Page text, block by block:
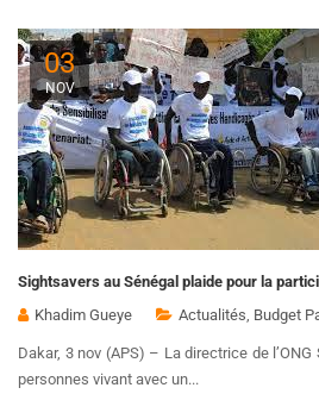
03
NOV
Sightsavers au Sénégal plaide pour la
Khadim Gueye
Actualités Budget
Dakar, 3 nov (APS) – La directrice de
personnes vivant avec un...